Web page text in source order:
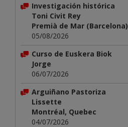
Investigación histórica
Toni Civit Rey
Premià de Mar (Barcelona)
05/08/2026
Curso de Euskera Biok
Jorge
06/07/2026
Arguiñano Pastoriza
Lissette
Montréal, Quebec
04/07/2026